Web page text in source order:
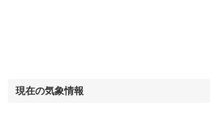
現在の気象情報